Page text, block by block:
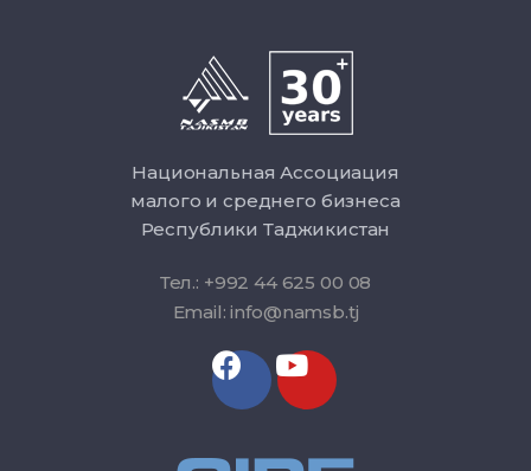
Национальная Ассоциация
малого и среднего бизнеса
Республики Таджикистан
Тел.: +992 44 625 00 08
Email: info@namsb.tj